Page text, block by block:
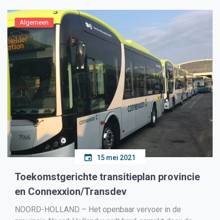
Algemeen
15 mei 2021
Toekomstgerichte transitieplan provincie
en Connexxion/Transdev
NOORD-HOLLAND – Het openbaar vervoer in de